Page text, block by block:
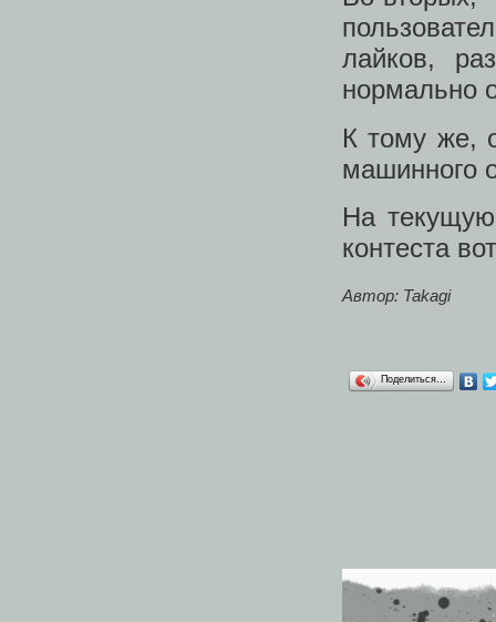
лайков,
нормально
К тому же,
машинного
На
контеста
Автор: Takagi
Поделиться…